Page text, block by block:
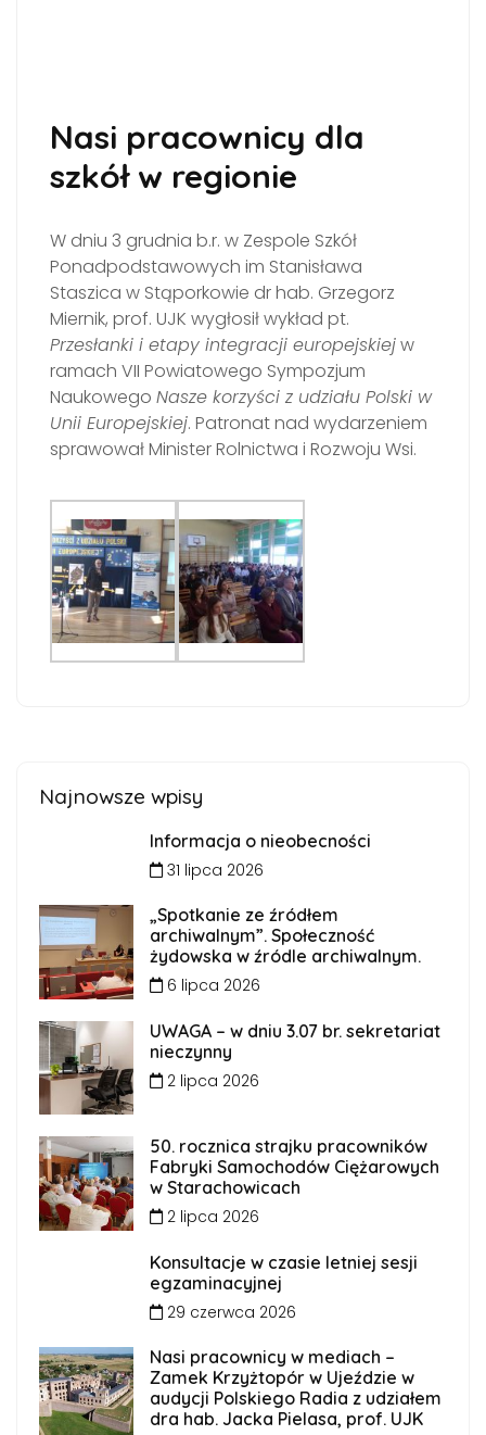
Nasi pracownicy dla
szkół w regionie
W dniu 3 grudnia b.r. w Zespole Szkół
Ponadpodstawowych im Stanisława
Staszica w Stąporkowie dr hab. Grzegorz
Miernik, prof. UJK wygłosił wykład pt.
Przesłanki i etapy integracji europejskiejw
ramach VII Powiatowego Sympozjum
Naukowego Nasze korzyści z udziału Polski w
Unii Europejskiej. Patronat nad wydarzeniem
sprawował Minister Rolnictwa i Rozwoju Wsi.
Najnowsze wpisy
Informacja o nieobecności
31 lipca 2026
„Spotkanie ze źródłem
archiwalnym”. Społeczność
żydowska w źródle archiwalnym.
6 lipca 2026
UWAGA – w dniu 3.07 br. sekretariat
nieczynny
2 lipca 2026
50. rocznica strajku pracowników
Fabryki Samochodów Ciężarowych
w Starachowicach
2 lipca 2026
Konsultacje w czasie letniej sesji
egzaminacyjnej
29 czerwca 2026
Nasi pracownicy w mediach –
Zamek Krzyżtopór w Ujeździe w
audycji Polskiego Radia z udziałem
dra hab. Jacka Pielasa, prof. UJK